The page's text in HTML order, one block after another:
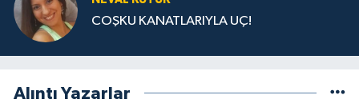
COŞKU KANATLARIYLA UÇ!
Alıntı Yazarlar